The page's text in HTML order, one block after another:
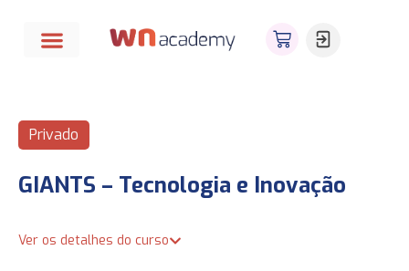
Privado
GIANTS – Tecnologia e Inovação
Ver os detalhes do curso